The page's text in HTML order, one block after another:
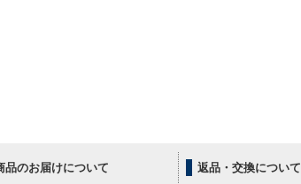
品のお届けについて 返品・交換について